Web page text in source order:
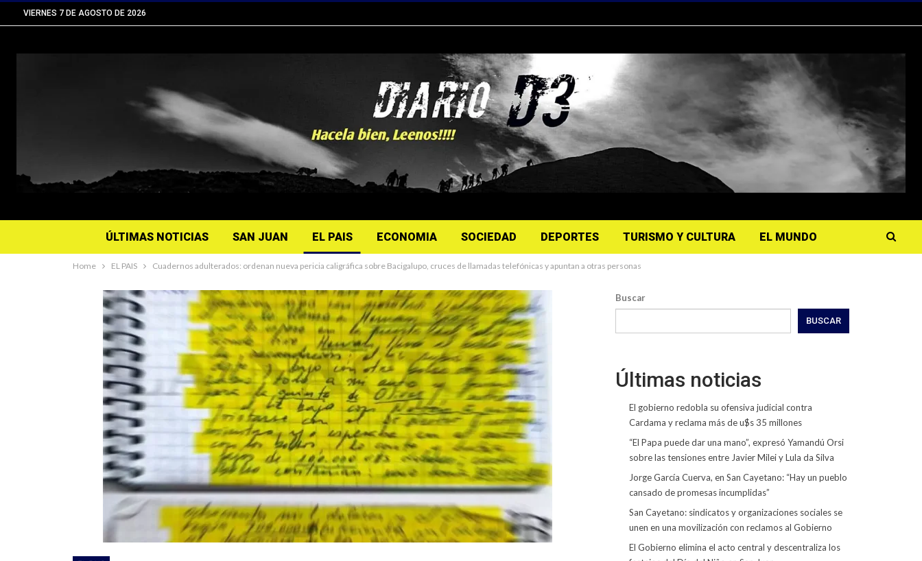
VIERNES 7 DE AGOSTO DE 2026
ÚLTIMAS NOTICIAS SAN JUAN EL PAIS ECONOMIA SOCIEDAD DEPORTES TURISMO Y CULTURA EL MUNDO
Home EL PAIS Cuadernos adulterados: ordenan nueva pericia caligráfica sobre Bacigalupo, cruces de llamadas telefónicas y apuntan a otras personas
Buscar
BUSCAR
Últimas noticias
El gobierno redobla su ofensiva judicial contra
Cardama y reclama más de u$s 35 millones
“El Papa puede dar una mano”, expresó Yamandú Orsi
sobre las tensiones entre Javier Milei y Lula da Silva
Jorge García Cuerva, en San Cayetano: “Hay un pueblo
cansado de promesas incumplidas”
San Cayetano: sindicatos y organizaciones sociales se
unen en una movilización con reclamos al Gobierno
El Gobierno elimina el acto central y descentraliza los